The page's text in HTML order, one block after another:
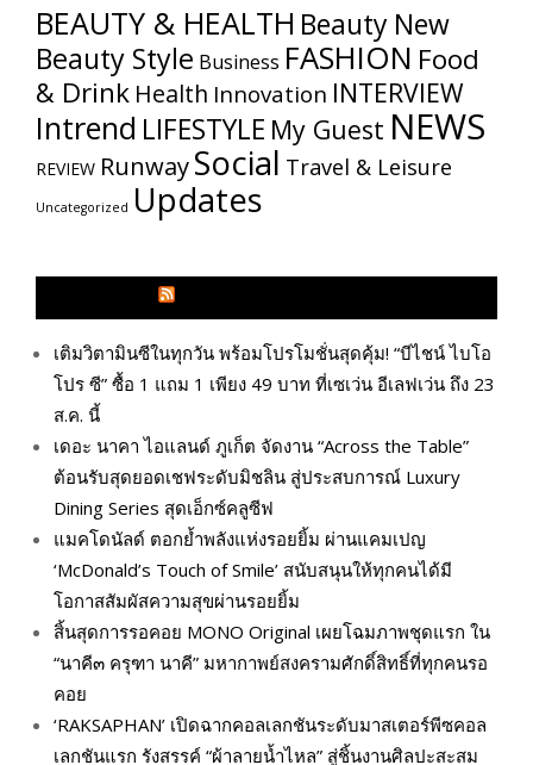
BEAUTY & HEALTH Beauty New
Beauty Style Business FASHION Food
& Drink Health Innovation INTERVIEW
Intrend LIFESTYLE My​ Guest NEWS
REVIEW RunwaySocial Travel & Leisure
Uncategorized Updates
เติมวิตามินซีในทุกวัน พร้อมโปรโมชั่นสุดคุ้ม! “บีไชน์ ไบโอ
โปร ซี” ซื้อ 1 แถม 1 เพียง 49 บาท ที่เซเว่น อีเลฟเว่น ถึง 23
ส.ค. นี้
เดอะ นาคา ไอแลนด์ ภูเก็ต จัดงาน “Across the Table”
ต้อนรับสุดยอดเชฟระดับมิชลิน สู่ประสบการณ์ Luxury
Dining Series สุดเอ็กซ์คลูซีฟ
แมคโดนัลด์ ตอกย้ำพลังแห่งรอยยิ้ม ผ่านแคมเปญ
‘McDonald’s Touch of Smile’ สนับสนุนให้ทุกคนได้มี
โอกาสสัมผัสความสุขผ่านรอยยิ้ม
สิ้นสุดการรอคอย MONO Original เผยโฉมภาพชุดแรก ใน
“นาคี๓ ครุฑา นาคี” มหากาพย์สงครามศักดิ์สิทธิ์ที่ทุกคนรอ
คอย
‘RAKSAPHAN’ เปิดฉากคอลเลกชันระดับมาสเตอร์พีซคอล
เลกชันแรก รังสรรค์ “ผ้าลายน้ำไหล” สู่ชิ้นงานศิลปะสะสม